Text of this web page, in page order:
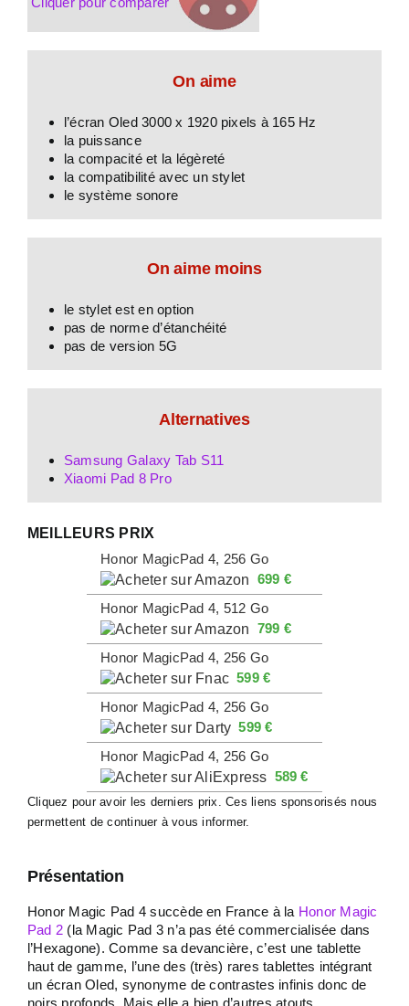
On aime
l’écran Oled 3000 x 1920 pixels à 165 Hz
la puissance
la compacité et la légèreté
la compatibilité avec un stylet
le système sonore
On aime moins
le stylet est en option
pas de norme d’étanchéité
pas de version 5G
Alternatives
Samsung Galaxy Tab S11
Xiaomi Pad 8 Pro
MEILLEURS PRIX
Honor MagicPad 4, 256 Go
699 €
Honor MagicPad 4, 512 Go
799 €
Honor MagicPad 4, 256 Go
599 €
Honor MagicPad 4, 256 Go
599 €
Honor MagicPad 4, 256 Go
589 €
Cliquez pour avoir les derniers prix. Ces liens sponsorisés nous
permettent de continuer à vous informer.
Présentation
Honor Magic Pad 4 succède en France à la Honor Magic
Pad 2 (la Magic Pad 3 n’a pas été commercialisée dans
l’Hexagone). Comme sa devancière, c’est une tablette
haut de gamme, l’une des (très) rares tablettes intégrant
un écran Oled, synonyme de contrastes infinis donc de
noirs profonds. Mais elle a bien d’autres atouts.